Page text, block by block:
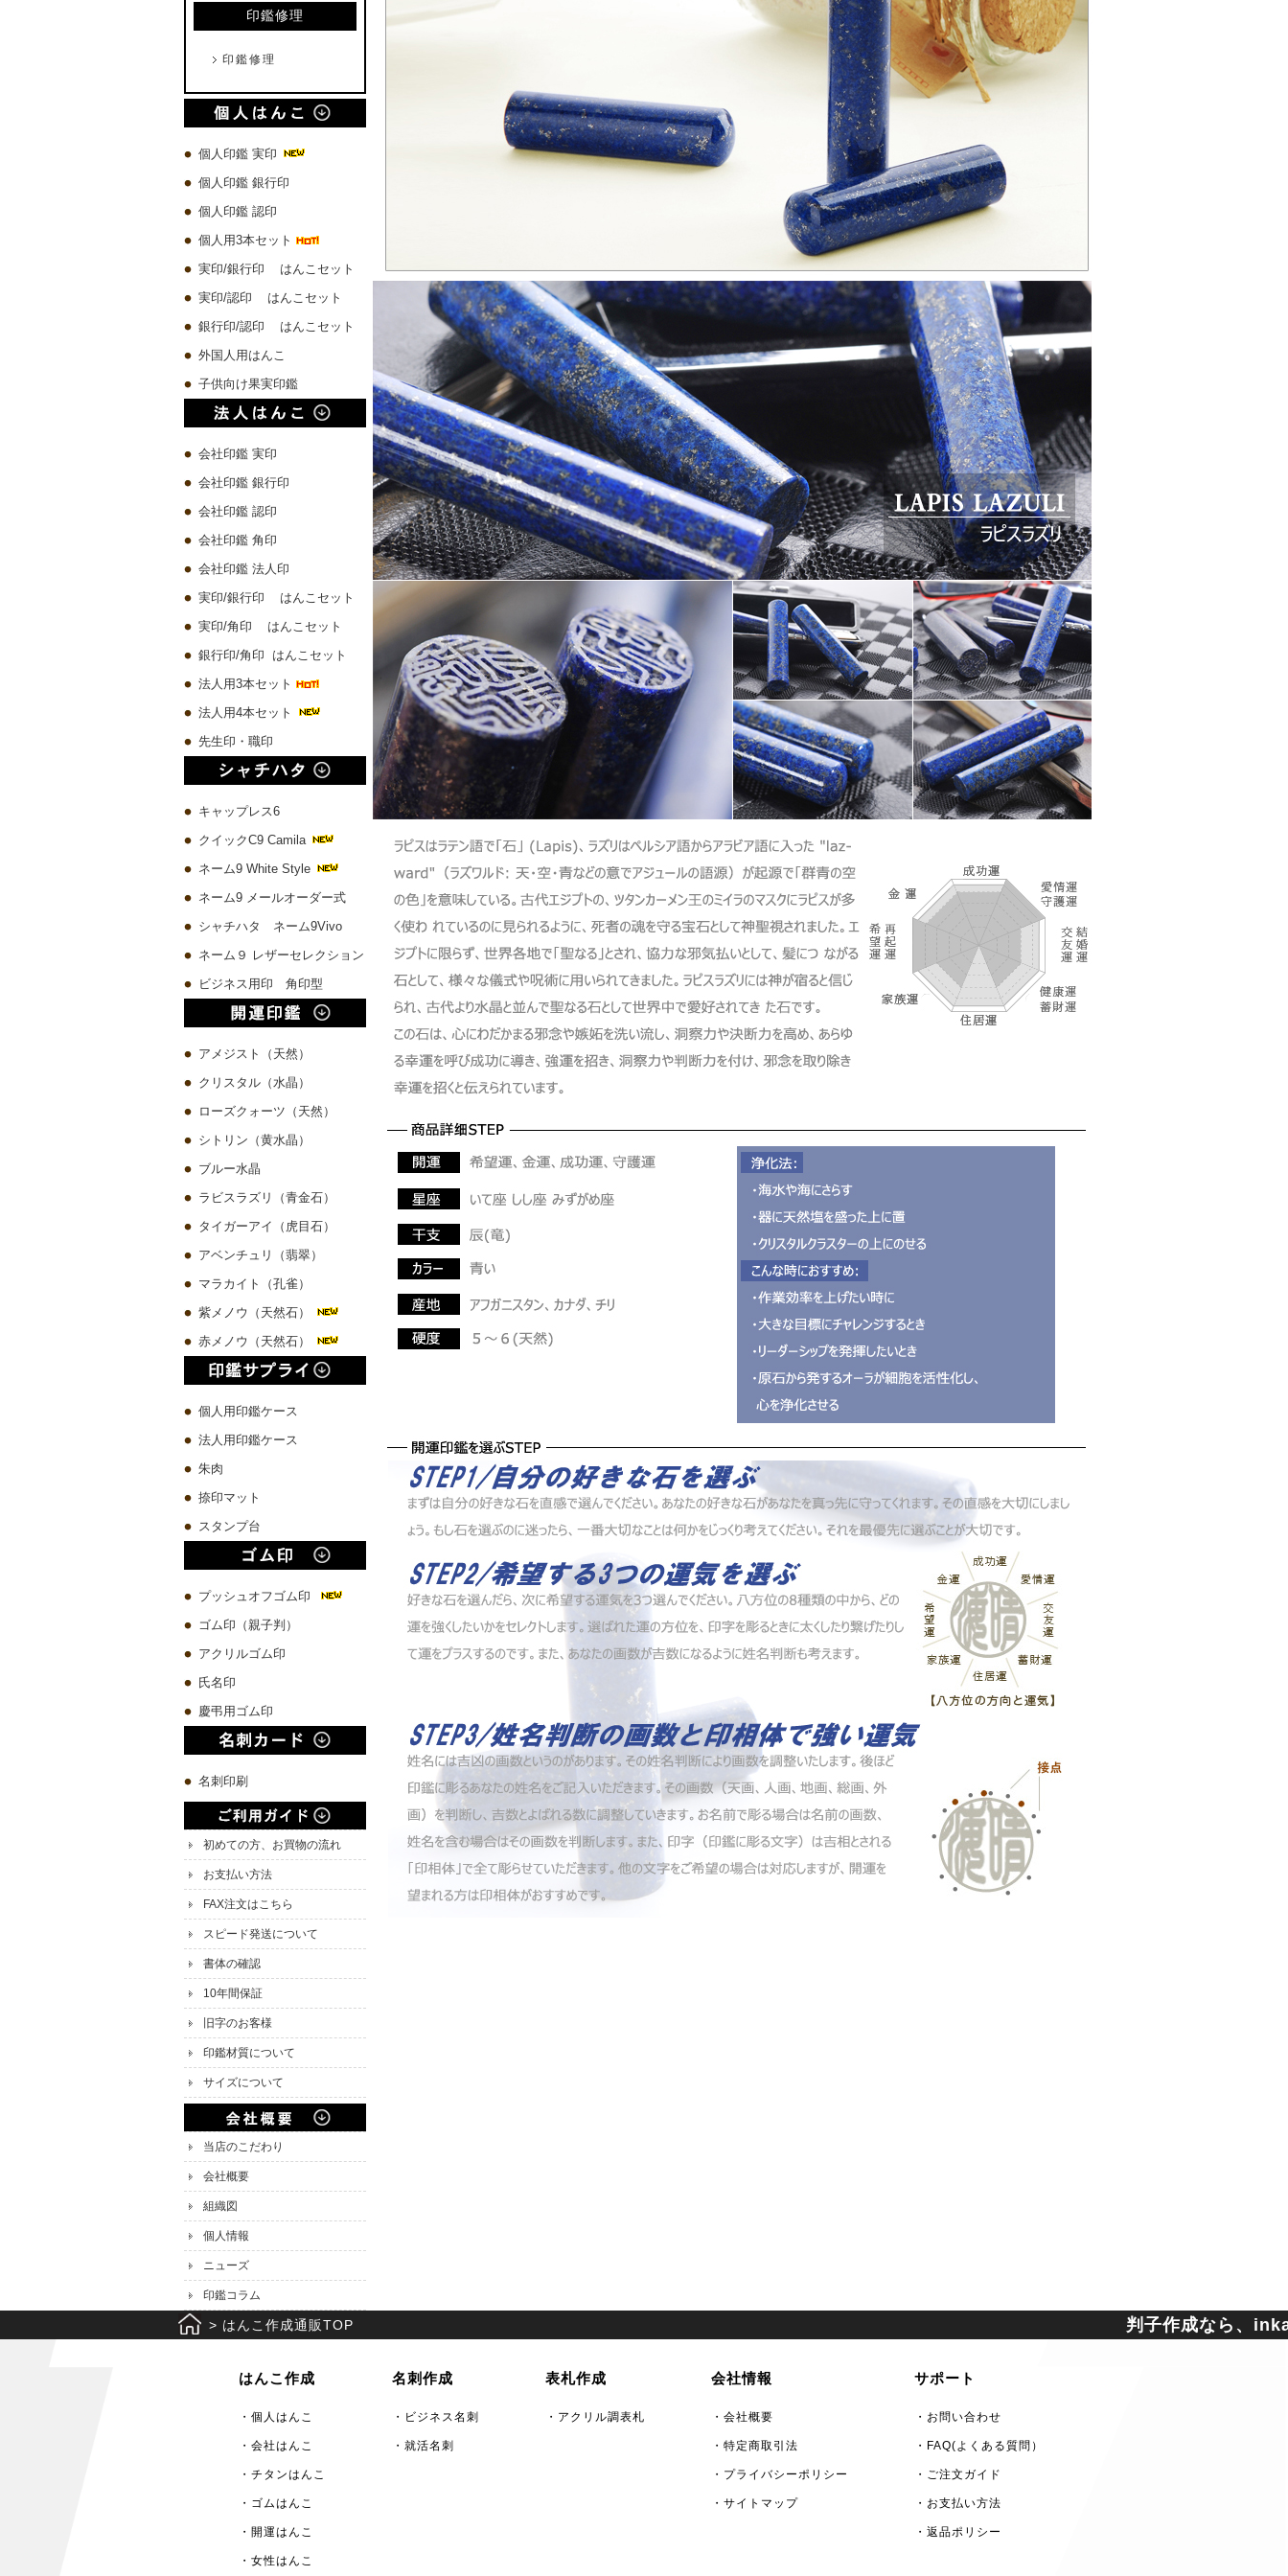
印鑑修理
印鑑修理
個人印鑑 実印
個人印鑑 銀行印
個人印鑑 認印
個人用3本セット
実印/銀行印 はんこセット
実印/認印 はんこセット
銀行印/認印 はんこセット
外国人用はんこ
子供向け果実印鑑
会社印鑑 実印
会社印鑑 銀行印
会社印鑑 認印
会社印鑑 角印
会社印鑑 法人印
実印/銀行印 はんこセット
実印/角印 はんこセット
銀行印/角印 はんこセット
法人用3本セット
法人用4本セット
先生印・職印
キャップレス6
クイックC9 Camila
ネーム9 White Style
ネーム9 メールオーダー式
シャチハタ ネーム9Vivo
ネーム９ レザーセレクション
ビジネス用印 角印型
アメジスト（天然）
クリスタル（水晶）
ローズクォーツ（天然）
シトリン（黄水晶）
ブルー水晶
ラビスラズリ（青金石）
タイガーアイ（虎目石）
アベンチュリ（翡翠）
マラカイト（孔雀）
紫メノウ（天然石）
赤メノウ（天然石）
個人用印鑑ケース
法人用印鑑ケース
朱肉
捺印マット
スタンプ台
プッシュオフゴム印
ゴム印（親子判）
アクリルゴム印
氏名印
慶弔用ゴム印
名刺印刷
初めての方、お買物の流れ
お支払い方法
FAX注文はこちら
スピード発送について
書体の確認
10年間保証
旧字のお客様
印鑑材質について
サイズについて
当店のこだわり
会社概要
組織図
個人情報
ニューズ
印鑑コラム
> はんこ作成通販TOP 判子作成なら、
はんこ作成
・個人はんこ
・会社はんこ
・チタンはんこ
・ゴムはんこ
・開運はんこ
・女性はんこ
名刺作成
・ビジネス名刺
・就活名刺
表札作成
・アクリル調表札
会社情報
・会社概要
・特定商取引法
・プライバシーポリシー
・サイトマップ
サポート
・お問い合わせ
・FAQ(よくある質問）
・ご注文ガイド
・お支払い方法
・返品ポリシー